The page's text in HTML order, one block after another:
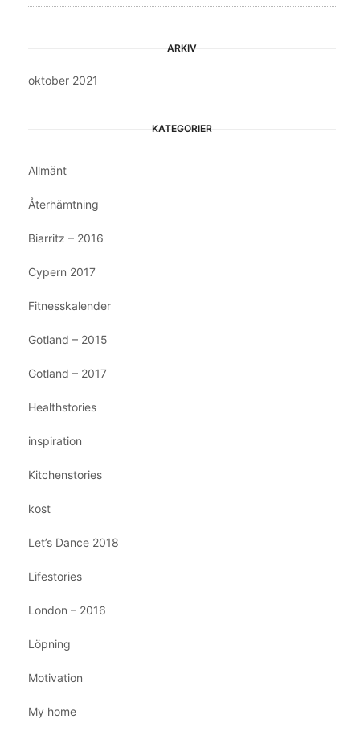
ARKIV
oktober 2021
KATEGORIER
Allmänt
Återhämtning
Biarritz – 2016
Cypern 2017
Fitnesskalender
Gotland – 2015
Gotland – 2017
Healthstories
inspiration
Kitchenstories
kost
Let’s Dance 2018
Lifestories
London – 2016
Löpning
Motivation
My home